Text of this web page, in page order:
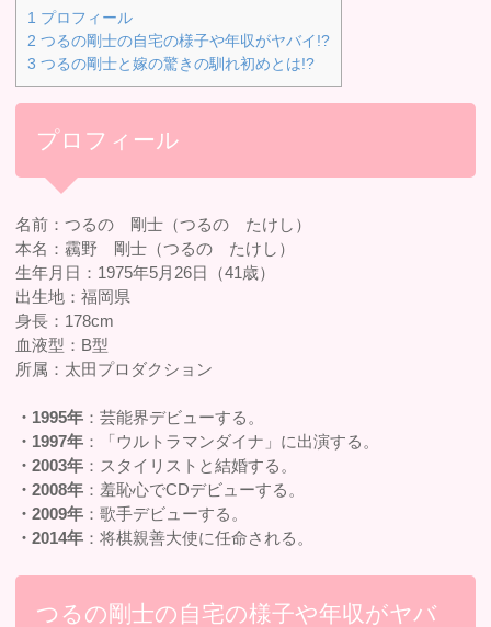
1 プロフィール
2 つるの剛士の自宅の様子や年収がヤバイ!?
3 つるの剛士と嫁の驚きの馴れ初めとは!?
プロフィール
名前：つるの 剛士（つるの たけし）
本名：靏野 剛士（つるの たけし）
生年月日：1975年5月26日（41歳）
出生地：福岡県
身長：178cm
血液型：B型
所属：太田プロダクション
・1995年 ：芸能界デビューする。
・1997年 ：「ウルトラマンダイナ」に出演する。
・2003年 ：スタイリストと結婚する。
・2008年 ：羞恥心でCDデビューする。
・2009年 ：歌手デビューする。
・2014年 ：将棋親善大使に任命される。
つるの剛士の自宅の様子や年収がヤバ